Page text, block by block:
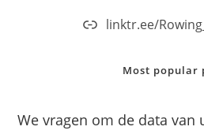
linktr.ee/
Most popular
We vragen om de data van